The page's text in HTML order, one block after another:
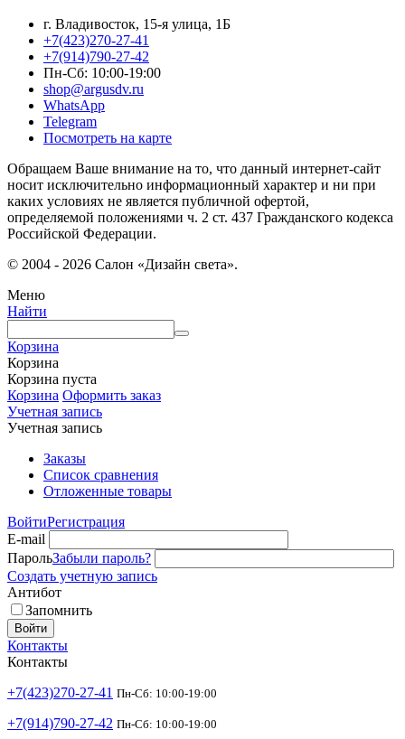
г. Владивосток, 15-я улица, 1Б
+7(423)270-27-41
+7(914)790-27-42
Пн-Сб: 10:00-19:00
shop@argusdv.ru
WhatsApp
Telegram
Посмотреть на карте
Обращаем Ваше внимание на то, что данный интернет-сайт
носит исключительно информационный характер и ни при
каких условиях не является публичной офертой,
определяемой положениями ч. 2 ст. 437 Гражданского кодекса
Российской Федерации.
© 2004 - 2026 Салон «Дизайн света».
Меню
Найти
Корзина
Корзина
Корзина пуста
Корзина Оформить заказ
Учетная запись
Учетная запись
Заказы
Список сравнения
Отложенные товары
ВойтиРегистрация
E-mail
ПарольЗабыли пароль?
Создать учетную запись
Антибот
Запомнить
Войти
Контакты
Контакты
+7(423)270-27-41 Пн-Сб: 10:00-19:00
+7(914)790-27-42 Пн-Сб: 10:00-19:00